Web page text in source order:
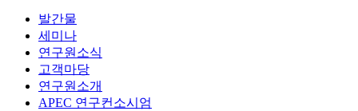
발간물
세미나
연구원소식
고객마당
연구원소개
APEC 연구컨소시엄